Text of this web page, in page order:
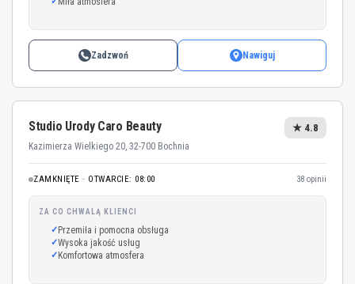
Zadzwoń Nawiguj
Studio Urody Caro Beauty
Kazimierza Wielkiego 20, 32-700 Bochnia
★ 4.8
ZAMKNIĘTE · OTWARCIE: 08:00 38 opinii
ZA CO CHWALĄ KLIENCI
Przemiła i pomocna obsługa
Wysoka jakość usług
Komfortowa atmosfera